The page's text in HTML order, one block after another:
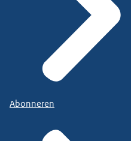
Abonneren